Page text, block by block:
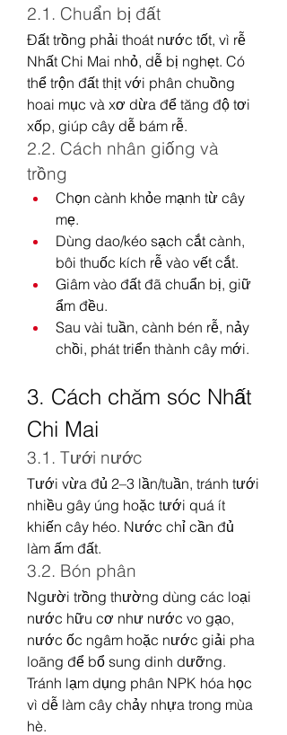
2.1. Chuẩn bị đất
Đất trồng phải thoát nước tốt, vì rễ
Nhất Chi Mai nhỏ, dễ bị nghẹt. Có
thể trộn đất thịt với phân chuồng
hoai mục và xơ dừa để tăng độ tơi
xốp, giúp cây dễ bám rễ.
2.2. Cách nhân giống và
trồng
Chọn cành khỏe mạnh từ cây
mẹ.
Dùng dao/kéo sạch cắt cành,
bôi thuốc kích rễ vào vết cắt.
Giâm vào đất đã chuẩn bị, giữ
ẩm đều.
Sau vài tuần, cành bén rễ, nảy
chồi, phát triển thành cây mới.
3. Cách chăm sóc Nhất
Chi Mai
3.1. Tưới nước
Tưới vừa đủ 2–3 lần/tuần, tránh tưới
nhiều gây úng hoặc tưới quá ít
khiến cây héo. Nước chỉ cần đủ
làm ấm đất.
3.2. Bón phân
Người trồng thường dùng các loại
nước hữu cơ như nước vo gạo,
nước ốc ngâm hoặc nước giải pha
loãng để bổ sung dinh dưỡng.
Tránh lạm dụng phân NPK hóa học
vì dễ làm cây chảy nhựa trong mùa
hè.